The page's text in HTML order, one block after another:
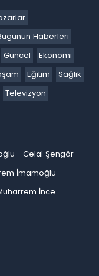
Haberleri
Güncel
Ekonomi
Eğitim
Sağlık
Televizyon
Celal Şengör
İmamoğlu
İnce